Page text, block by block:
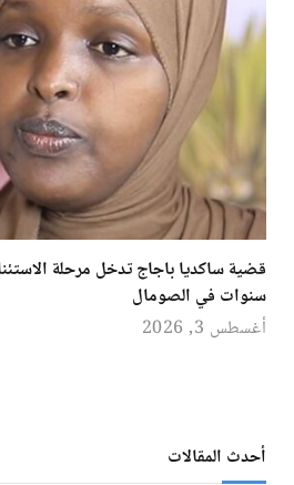
سنوات في الصومال
أغسطس 3, 2026
أحدث المقالات